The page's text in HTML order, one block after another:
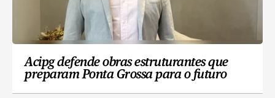
Acipg defende obras estruturantes que
preparam Ponta Grossa para o futuro